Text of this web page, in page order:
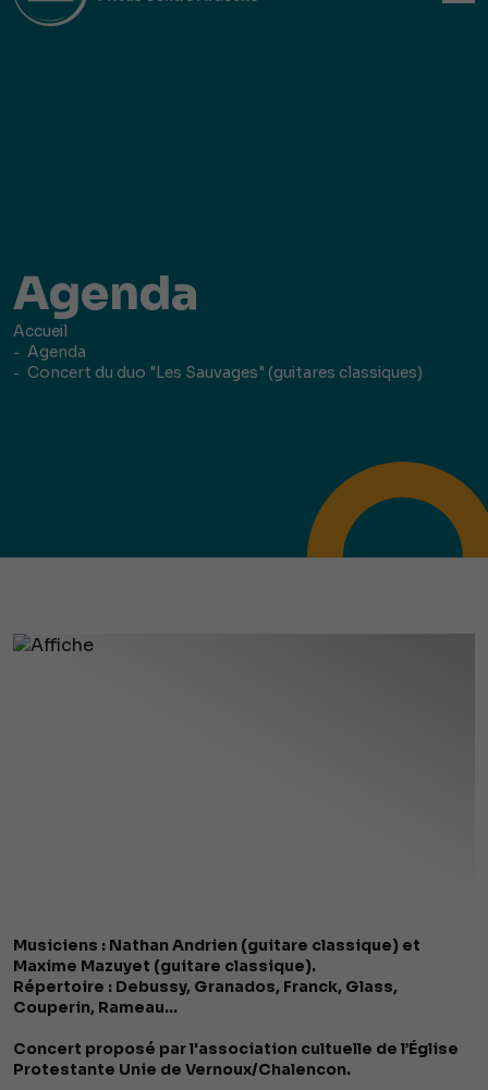
Agenda
Accueil
Agenda
Concert du duo "Les Sauvages" (guitares classiques)
Musiciens : Nathan Andrien (guitare classique) et
Maxime Mazuyet (guitare classique).
Répertoire : Debussy, Granados, Franck, Glass,
Couperin, Rameau...
Concert proposé par l'association cultuelle de l’Église
Protestante Unie de Vernoux/Chalencon.